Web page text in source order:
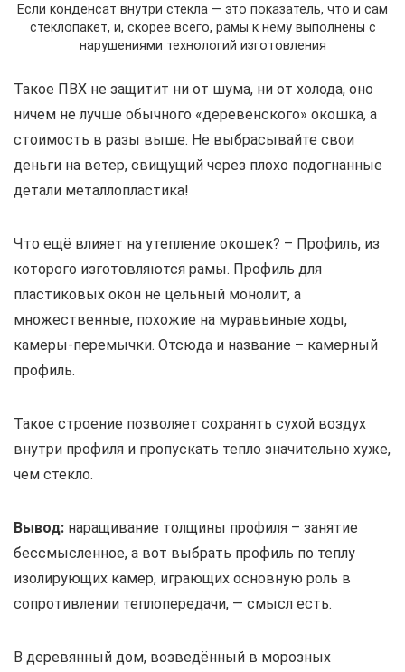
Если конденсат внутри стекла — это показатель, что и сам
стеклопакет, и, скорее всего, рамы к нему выполнены с
нарушениями технологий изготовления
Такое ПВХ не защитит ни от шума, ни от холода, оно
ничем не лучше обычного «деревенского» окошка, а
стоимость в разы выше. Не выбрасывайте свои
деньги на ветер, свищущий через плохо подогнанные
детали металлопластика!
Что ещё влияет на утепление окошек? – Профиль, из
которого изготовляются рамы. Профиль для
пластиковых окон не цельный монолит, а
множественные, похожие на муравьиные ходы,
камеры-перемычки. Отсюда и название – камерный
профиль.
Такое строение позволяет сохранять сухой воздух
внутри профиля и пропускать тепло значительно хуже,
чем стекло.
Вывод: наращивание толщины профиля – занятие
бессмысленное, а вот выбрать профиль по теплу
изолирующих камер, играющих основную роль в
сопротивлении теплопередачи, — смысл есть.
В деревянный дом, возведённый в морозных